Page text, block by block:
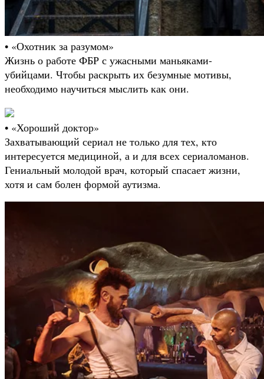
• «Охотник за разумом»
Жизнь о работе ФБР с ужасными маньяками-
убийцами. Чтобы раскрыть их безумные мотивы,
необходимо научиться мыслить как они.
• «Хороший доктор»
Захватывающий сериал не только для тех, кто
интересуется медициной, а и для всех сериаломанов.
Гениальный молодой врач, который спасает жизни,
хотя и сам болен формой аутизма.